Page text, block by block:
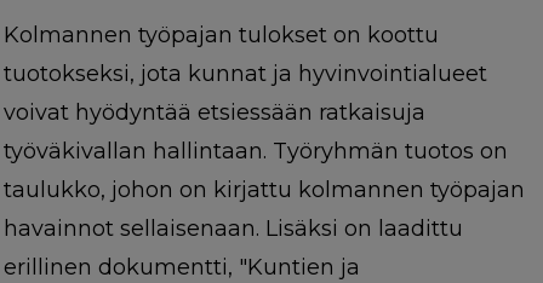
Kolmannen työpajan tulokset on koottu
tuotokseksi, jota kunnat ja hyvinvointialueet
voivat hyödyntää etsiessään ratkaisuja
työväkivallan hallintaan. Työryhmän tuotos on
taulukko, johon on kirjattu kolmannen työpajan
havainnot sellaisenaan. Lisäksi on laadittu
erillinen dokumentti, "Kuntien ja